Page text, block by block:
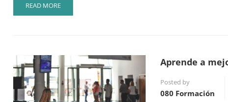
READ
MORE
IGUALDAD,
UNA
CUESTIÓN
DE
COMPROMISO
READ MORE
Aprende a
Posted by
080 Formación